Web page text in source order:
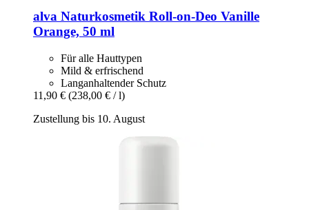
alva Naturkosmetik Roll-​on-​Deo Vanille
Orange, 50 ml
Für alle Hauttypen
Mild & erfrischend
Langanhaltender Schutz
11,90 € (238,00 € / l)
Zustellung bis 10. August